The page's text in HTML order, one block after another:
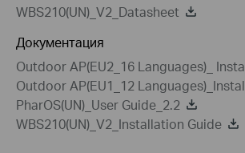
WBS210(UN)_V2_Datasheet
Документация
Outdoor AP(EU2_16 Languages)_
Outdoor AP(EU1_12
PharOS(UN)_User Guide_2.2
WBS210(UN)_V2_Installation Guide